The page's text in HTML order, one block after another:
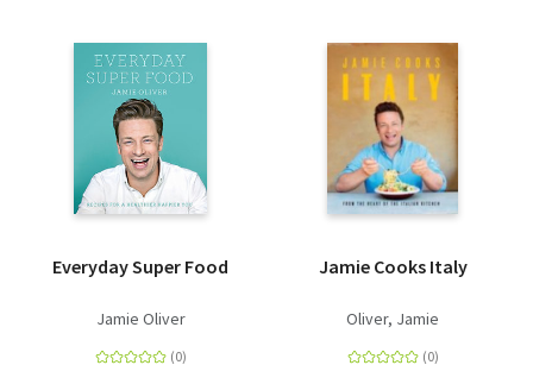
Everyday Super Food
Jamie Oliver
Jamie Cooks Italy
Oliver, Jamie